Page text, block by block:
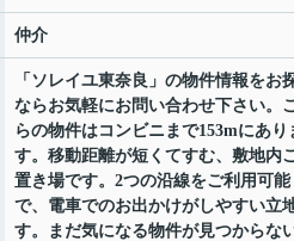
仲介
「ソレイユ東奈良」の物件情報をお
ならお気軽にお問い合わせ下さい。
らの物件はコンビニまで153mにあり
す。移動距離が短くてすむ、敷地内
置き場です。2つの沿線をご利用可能
で、電車でのお出かけがしやすい立
す。まだ気になる物件が見つからな